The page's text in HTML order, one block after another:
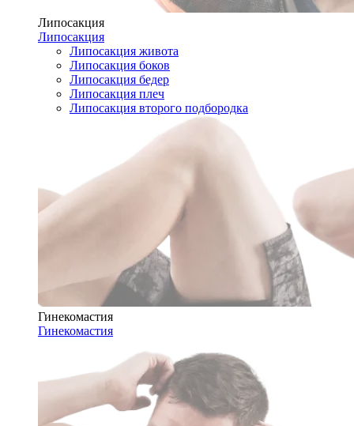
Липосакция
Липосакция
Липосакция живота
Липосакция боков
Липосакция бедер
Липосакция плеч
Липосакция второго подбородка
Гинекомастия
Гинекомастия